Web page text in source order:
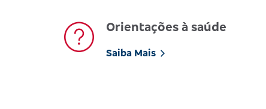
Orientações à saúde
Saiba Mais